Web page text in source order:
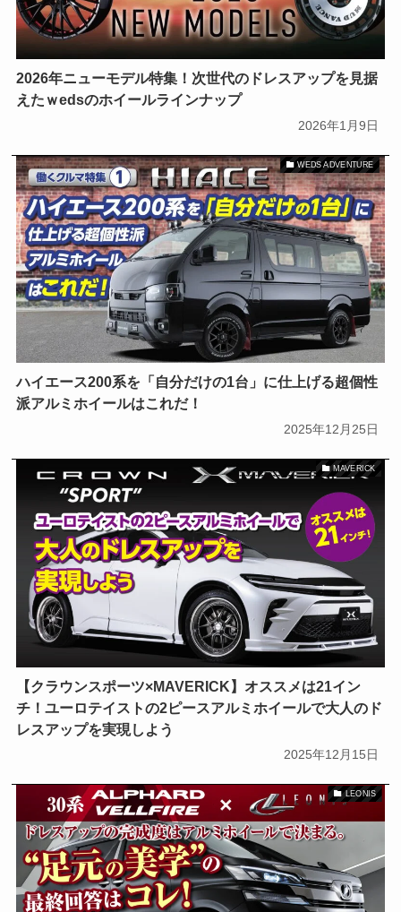
2026年ニューモデル特集！次世代のドレスアップを見据
えたｗedsのホイールラインナップ
2026年1月9日
WEDS ADVENTURE
ハイエース200系を「自分だけの1台」に仕上げる超個性
派アルミホイールはこれだ！
2025年12月25日
MAVERICK
【クラウンスポーツ×MAVERICK】オススメは21イン
チ！ユーロテイストの2ピースアルミホイールで大人のド
レスアップを実現しよう
2025年12月15日
LEONIS